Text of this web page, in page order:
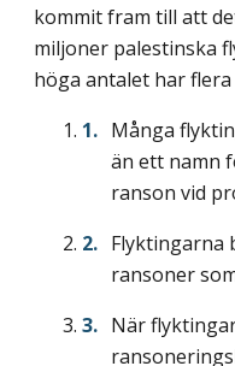
kommit fram till att
miljoner palestinska
höga antalet har
Många
än ett namn
ranson vid
Flyktingarna
ransoner
När